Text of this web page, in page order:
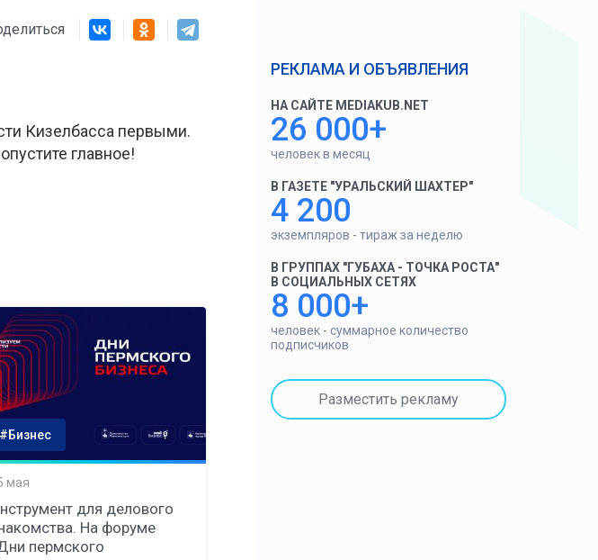
Кизелбасса первыми.
главное!
#Бизнес
мая
для делового
На форуме
пермского
РЕКЛАМА И ОБЪЯВЛЕНИЯ
НА САЙТЕ MEDIAKUB.NET
26 000+
человек в месяц
В ГАЗЕТЕ "УРАЛЬСКИЙ ШАХТЕР"
4 200
экземпляров - тираж за неделю
В ГРУППАХ "ГУБАХА - ТОЧКА РОСТА"
В СОЦИАЛЬНЫХ СЕТЯХ
8 000+
человек - суммарное количество
подписчиков
Разместить рекламу